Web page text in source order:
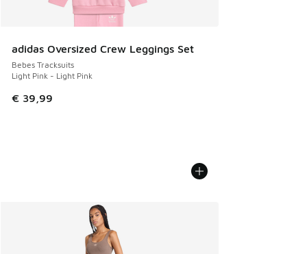
adidas Oversized Crew Leggings Set
Bebes Tracksuits
Light Pink - Light Pink
€ 39,99